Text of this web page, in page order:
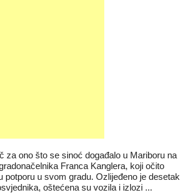
za ono što se sinoć događalo u Mariboru na
Franca Kanglera, koji očito
potporu u svom gradu. Ozlijeđeno je desetak
oštećena su vozila i izlozi ...